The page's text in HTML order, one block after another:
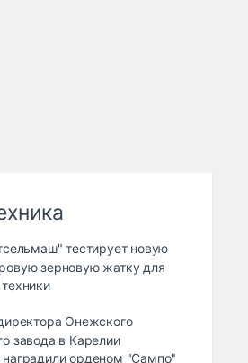
тестирует новую
зерновую жатку для
Онежского
завода в Карелии
наградили орденом "Сампо"